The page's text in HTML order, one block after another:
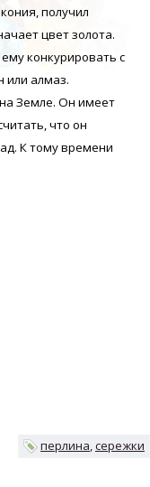
получил
цвет золота.
конкурировать с
или алмаз.
Земле. Он имеет
что он
К тому времени
перлина сережки